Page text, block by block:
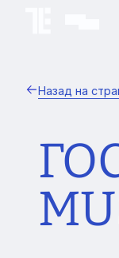
Назад на